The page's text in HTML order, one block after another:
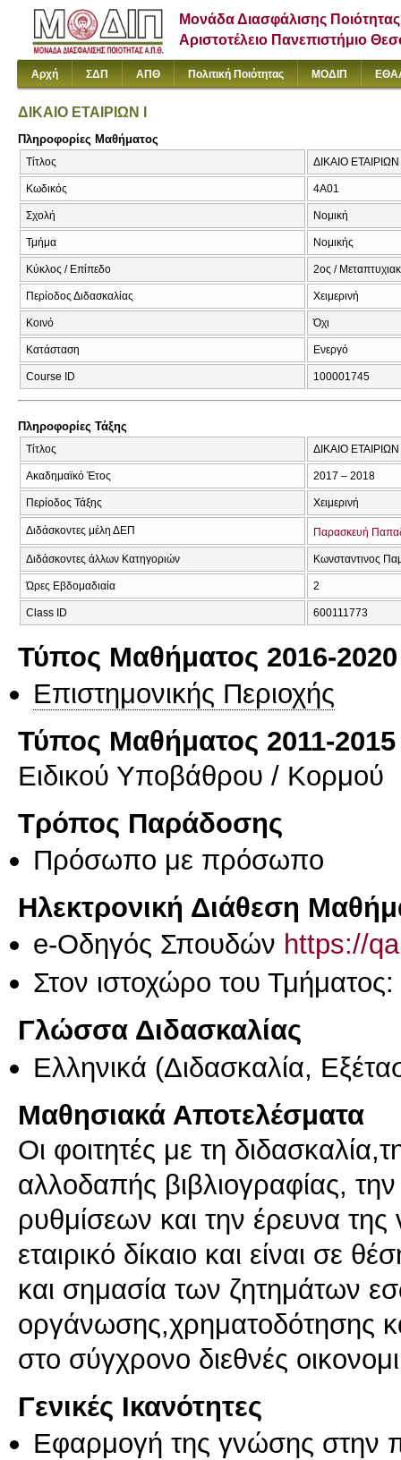
Μονάδα Διασφάλισης Ποιότητας
Αριστοτέλειο Πανεπιστήμιο
Αρχή ΣΔΠ ΑΠΘ Πολιτική Ποιότητας ΜΟΔΙΠ
ΔΙΚΑΙΟ ΕΤΑΙΡΙΩΝ I
Πληροφορίες Μαθήματος
Τίτλος ΔΙΚΑΙΟ
Κωδικός 4Α01
Σχολή Νομική
Τμήμα Νομικής
Κύκλος / Επίπεδο 2ος /
Περίοδος Διδασκαλίας Χειμερινή
Κοινό Όχι
Κατάσταση Ενεργό
Course ID 100001745
Πληροφορίες Τάξης
Τίτλος ΔΙΚΑΙΟ ΕΤΑΙΡΙΩΝ
Ακαδημαϊκό Έτος 2017 – 2018
Περίοδος Τάξης Χειμερινή
Διδάσκοντες μέλη ΔΕΠ Παρασκευή
Διδάσκοντες άλλων Κατηγοριών Κωνσταντινος
Ώρες Εβδομαδιαία 2
Class ID 600111773
Τύπος Μαθήματος 2016-2020
Επιστημονικής Περιοχής
Τύπος Μαθήματος 2011-2015
Ειδικού Υποβάθρου / Κορμού
Τρόπος Παράδοσης
Πρόσωπο με πρόσωπο
Ηλεκτρονική Διάθεση
e-Οδηγός Σπουδών https://
Στον ιστοχώρο του Τμήματος:
Γλώσσα Διδασκαλίας
Ελληνικά (Διδασκαλία,
Μαθησιακά Αποτελέσματα
Οι φοιτητές με τη
αλλοδαπής βιβλιογραφίας,
ρυθμίσεων και την έρευνα
εταιρικό δίκαιο και είναι σε
και σημασία των ζητημάτων
οργάνωσης,χρηματοδότησης
στο σύγχρονο διεθνές
Γενικές Ικανότητες
Εφαρμογή της γνώσης στην